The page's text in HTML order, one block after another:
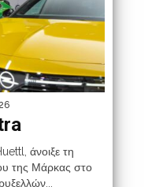
άνοιξε τη
της Μάρκας στο